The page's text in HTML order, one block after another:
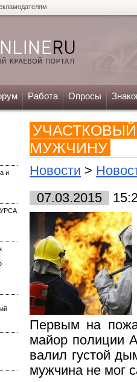
Работа Опросы
и
МУЖЧИНУ
Новости >
07.03.2015
Первым на
майор полиции
валил густой
мужчина не мог